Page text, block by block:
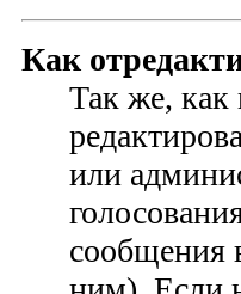
Как
Так же, как
или
сообщения